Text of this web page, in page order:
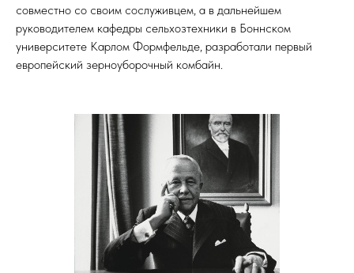
совместно со своим сослуживцем, а в дальнейшем
руководителем кафедры сельхозтехники в Боннском
университете Карлом Формфельде, разработали первый
европейский зерноуборочный комбайн.